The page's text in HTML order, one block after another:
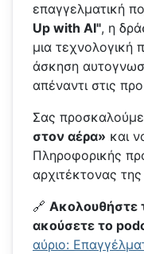
επαγγελματική
Up with AI", η
μια τεχνολογική
άσκηση
απέναντι στις
Σας
στον αέρα» και
Πληροφορικής
αρχιτέκτονας
🔗 Ακολουθήστε
ακούσετε το
αύριο: